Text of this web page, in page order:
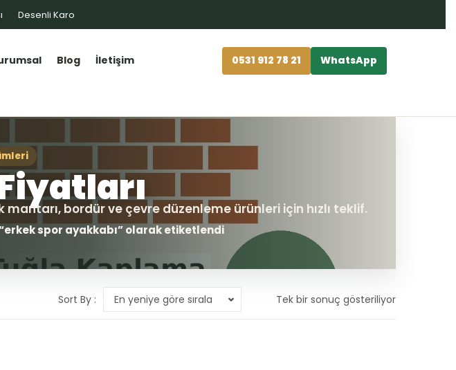
Desenli Karo
Blog İletişim 0531 912 78 21 WhatsApp
spor ayakkabı” olarak etiketlendi
Tek bir sonuç gösteriliyor
Sort By : En yeniye göre sırala